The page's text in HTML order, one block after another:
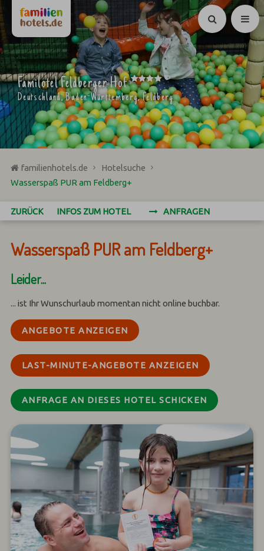
Suchen
Familotel Feldberger Hof ****
Deutschland, Baden-Württemberg, Feldberg
familienhotels.de
Hotelsuche
Wasserspaß PUR am Feldberg+
ZURÜCK INFOS ZUM HOTEL ANFRAGEN
Wasserspaß PUR am Feldberg+
Leider...
... ist Ihr Wunschurlaub momentan nicht online buchbar.
ANGEBOTE ANZEIGEN
LAST-MINUTE-ANGEBOTE ANZEIGEN
ANFRAGE AN DIESES HOTEL SCHICKEN